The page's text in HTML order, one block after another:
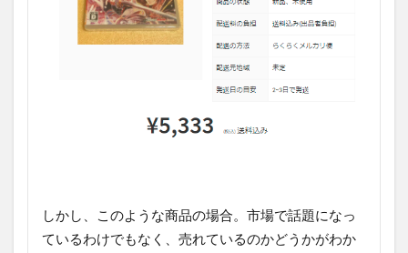
しかし、このような商品の場合。市場で話題になっ
ているわけでもなく、売れているのかどうかがわか